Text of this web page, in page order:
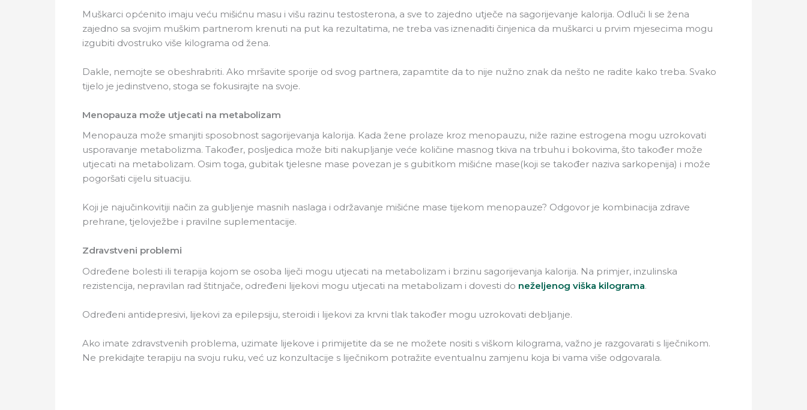
Muškarci općenito imaju veću mišićnu masu i višu razinu testosterona, a sve to zajedno utječe na sagorijevanje kalorija. Odluči li se žena
zajedno sa svojim muškim partnerom krenuti na put ka rezultatima, ne treba vas iznenaditi činjenica da muškarci u prvim mjesecima mogu
izgubiti dvostruko više kilograma od žena.
Dakle, nemojte se obeshrabriti. Ako mršavite sporije od svog partnera, zapamtite da to nije nužno znak da nešto ne radite kako treba. Svako
tijelo je jedinstveno, stoga se fokusirajte na svoje.
Menopauza može utjecati na metabolizam
Menopauza može smanjiti sposobnost sagorijevanja kalorija. Kada žene prolaze kroz menopauzu, niže razine estrogena mogu uzrokovati
usporavanje metabolizma. Također, posljedica može biti nakupljanje veće količine masnog tkiva na trbuhu i bokovima, što također može
utjecati na metabolizam. Osim toga, gubitak tjelesne mase povezan je s gubitkom mišićne mase(koji se također naziva sarkopenija) i može
pogoršati cijelu situaciju.
Koji je najučinkovitiji način za gubljenje masnih naslaga i održavanje mišićne mase tijekom menopauze? Odgovor je kombinacija zdrave
prehrane, tjelovježbe i pravilne suplementacije.
Zdravstveni problemi
Određene bolesti ili terapija kojom se osoba liječi mogu utjecati na metabolizam i brzinu sagorijevanja kalorija. Na primjer, inzulinska
rezistencija, nepravilan rad štitnjače, određeni lijekovi mogu utjecati na metabolizam i dovesti do neželjenog viška kilograma.
Određeni antidepresivi, lijekovi za epilepsiju, steroidi i lijekovi za krvni tlak također mogu uzrokovati debljanje.
Ako imate zdravstvenih problema, uzimate lijekove i primijetite da se ne možete nositi s viškom kilograma, važno je razgovarati s liječnikom.
Ne prekidajte terapiju na svoju ruku, već uz konzultacije s liječnikom potražite eventualnu zamjenu koja bi vama više odgovarala.